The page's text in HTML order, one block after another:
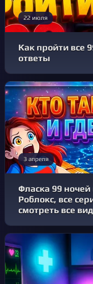
22 июля
Как пройти все
ответы
3 апреля
Фласка 99
Роблокс, все
смотреть все